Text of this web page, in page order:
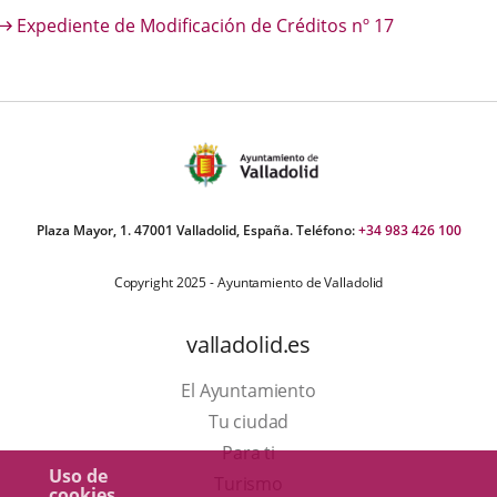
Uso de
una
externa.
una
externa.
Expediente de Modificación de Créditos nº 17
Plaza Mayor, 1. 47001 Valladolid, España. Teléfono:+34 983 426 100
Copyright 2025 - Ayuntamiento de Valladolid
valladolid.es
El Ayuntamiento
Tu ciudad
Para ti